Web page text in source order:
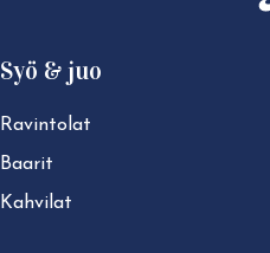
Syö & juo
Ravintolat
Baarit
Kahvilat